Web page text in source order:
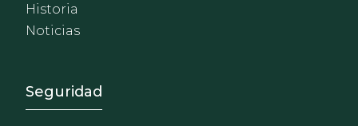
Historia
Noticias
Footer - Extranet y
Seguridad